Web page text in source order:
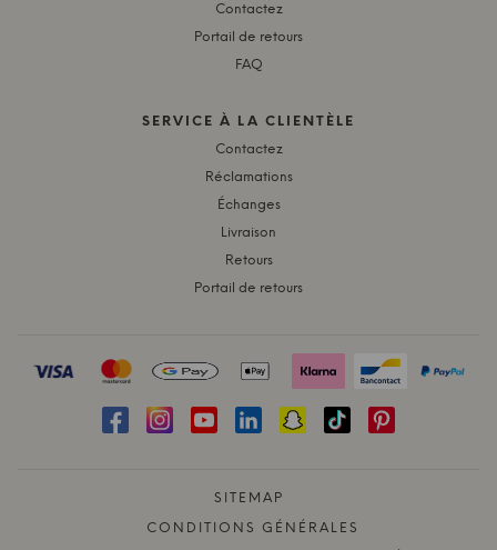
Contactez
Portail de retours
FAQ
SERVICE À LA CLIENTÈLE
Contactez
Réclamations
Échanges
Livraison
Retours
Portail de retours
SITEMAP
CONDITIONS GÉNÉRALES